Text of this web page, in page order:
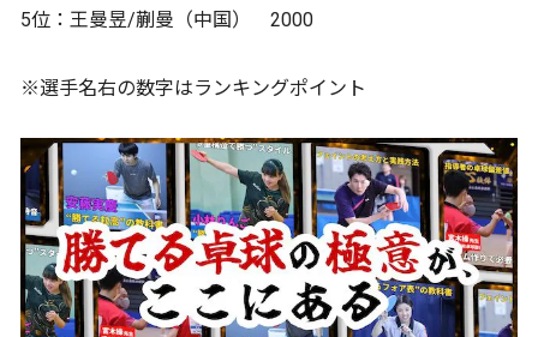
5位：王曼昱/蒯曼（中国） 2000
※選手名右の数字はランキングポイント